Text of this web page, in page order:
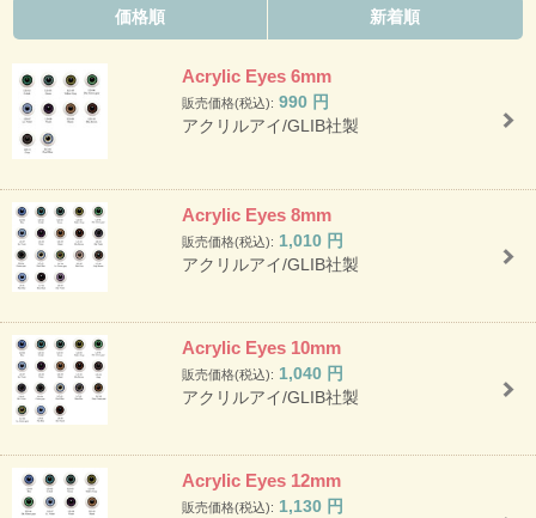
価格順 新着順
Acrylic Eyes 6mm
販売価格(税込): 990 円
アクリルアイ/GLIB社製
Acrylic Eyes 8mm
販売価格(税込): 1,010 円
アクリルアイ/GLIB社製
Acrylic Eyes 10mm
販売価格(税込): 1,040 円
アクリルアイ/GLIB社製
Acrylic Eyes 12mm
販売価格(税込): 1,130 円